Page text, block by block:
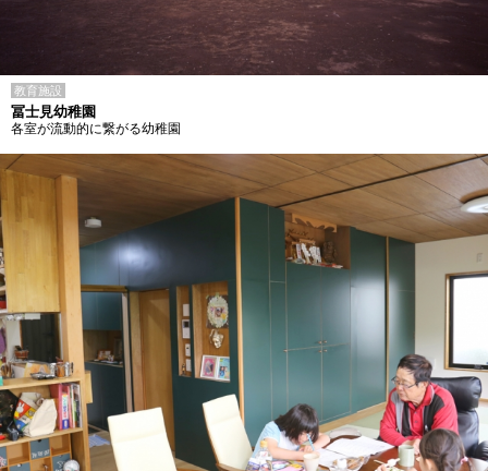
教育施設
冨士見幼稚園
各室が流動的に繋がる幼稚園